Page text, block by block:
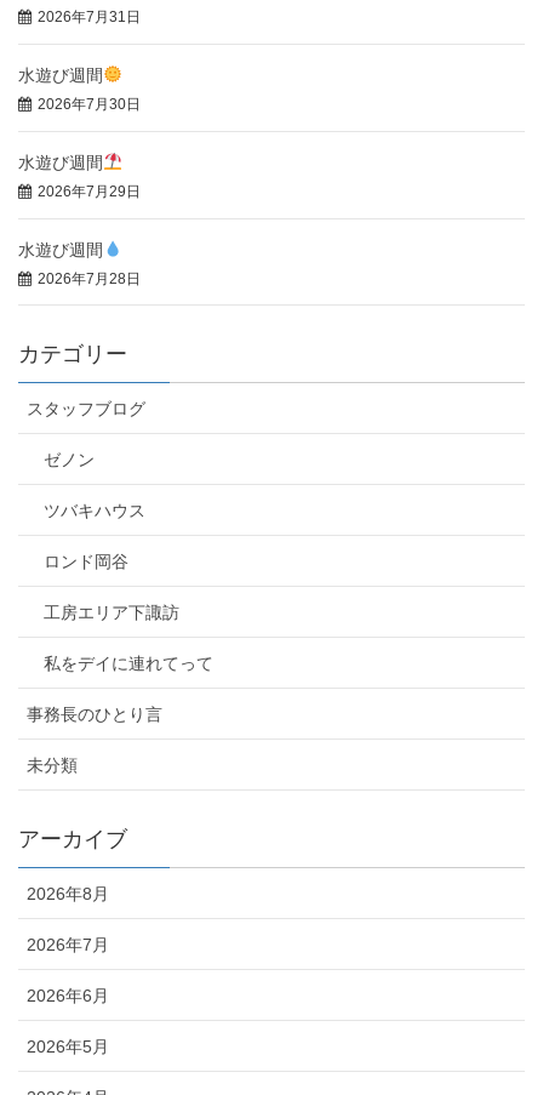
2026年7月31日
水遊び週間
2026年7月30日
水遊び週間
2026年7月29日
水遊び週間
2026年7月28日
カテゴリー
スタッフブログ
ゼノン
ツバキハウス
ロンド岡谷
工房エリア下諏訪
私をデイに連れてって
事務長のひとり言
未分類
アーカイブ
2026年8月
2026年7月
2026年6月
2026年5月